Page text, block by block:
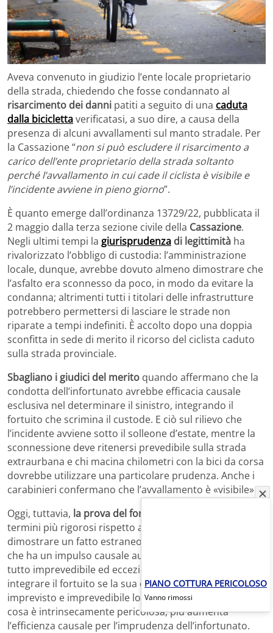
Aveva convenuto in giudizio l’ente locale proprietario
della strada, chiedendo che fosse condannato al
risarcimento dei danni patiti a seguito di una caduta
dalla biciclettaverificatasi, a suo dire, a causa della
presenza di alcuni avvallamenti sul manto stradale. Per
la Cassazione “non si può escludere il risarcimento a
carico dell’ente proprietario della strada soltanto
perché l’avvallamento in cui cade il ciclista è visibile e
l’incidente avviene in pieno giorno”.
È quanto emerge dall’ordinanza 13729/22, pubblicata il
2 maggio dalla terza sezione civile della Cassazione.
Negli ultimi tempi la giurisprudenza di legittimità ha
rivalorizzato l’obbligo di custodia: l’amministrazione
locale, dunque, avrebbe dovuto almeno dimostrare che
l’asfalto era sconnesso da poco, in modo da evitare la
condanna; altrimenti tutti i titolari delle infrastrutture
potrebbero permettersi di lasciare le strade non
riparate a tempi indefiniti. È accolto dopo una doppia
sconfitta in sede di merito il ricorso del ciclista caduto
sulla strada provinciale.
Sbagliano i giudici del merito quando affermano che la
condotta dell’infortunato avrebbe efficacia causale
esclusiva nel determinare il sinistro, integrando il
fortuito che scrimina il custode. E ciò sul rilievo che
l’incidente avviene sotto il solleone d’estate, mentre la
sconnessione deve ritenersi prevedibile sulla strada
extraurbana e chi macina chilometri con la bici da corsa
dovrebbe utilizzare una particolare prudenza. Anche i
carabinieri confermano che l’avvallamento è «visibile».
Oggi, tuttavia, la prova del fortuito
termini più rigorosi rispetto al passato: il custode deve
dimostrare un fatto estraneo alla sua sfera di controllo
che ha un impulso causale autonomo e un carattere del
tutto imprevedibile ed eccezionale. Di più: il terzo può
integrare il fortuito se la sua condotta altera in modo
imprevisto e imprevedibile lo stato della cosa. Meno la
cosa è intrinsecamente pericolosa, più aumenta
l’efficienza causale per l’imprudenza dell’infortunato.
PIANO COTTURA PERICOLOSO
Vanno rimossi